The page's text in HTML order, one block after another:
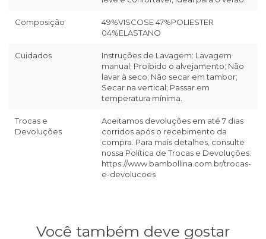
Composição
49%VISCOSE 47%POLIESTER
04%ELASTANO
Cuidados
Instruções de Lavagem: Lavagem
manual; Proibido o alvejamento; Não
lavar à seco; Não secar em tambor;
Secar na vertical; Passar em
temperatura mínima.
Trocas e
Devoluções
Aceitamos devoluções em até 7 dias
corridos após o recebimento da
compra. Para mais detalhes, consulte
nossa Política de Trocas e Devoluções:
https://www.bambollina.com.br/trocas-
e-devolucoes
Você também deve gostar